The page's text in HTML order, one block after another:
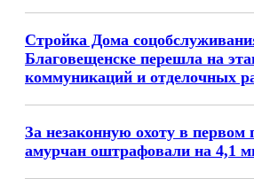
Стройка Дома
Благовещенске перешла на
коммуникаций и отделочных
За незаконную охоту в первом
амурчан оштрафовали на 4,1